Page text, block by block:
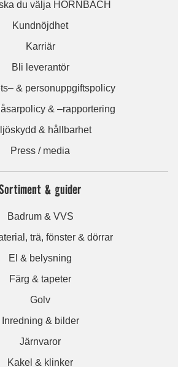
du välja HORNBACH
Kundnöjdhet
Karriär
Bli leverantör
& personuppgiftspolicy
& –rapportering
& hållbarhet
Press / media
& guider
Badrum & VVS
trä, fönster & dörrar
El & belysning
Färg & tapeter
Golv
Inredning & bilder
Järnvaror
Kakel & klinker